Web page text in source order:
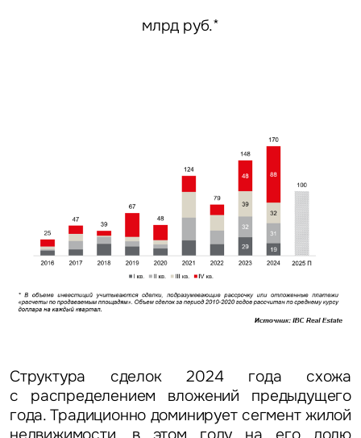
млрд руб.*
Структура сделок 2024 года схожа
с распределением вложений предыдущего
года. Традиционно доминирует сегмент жилой